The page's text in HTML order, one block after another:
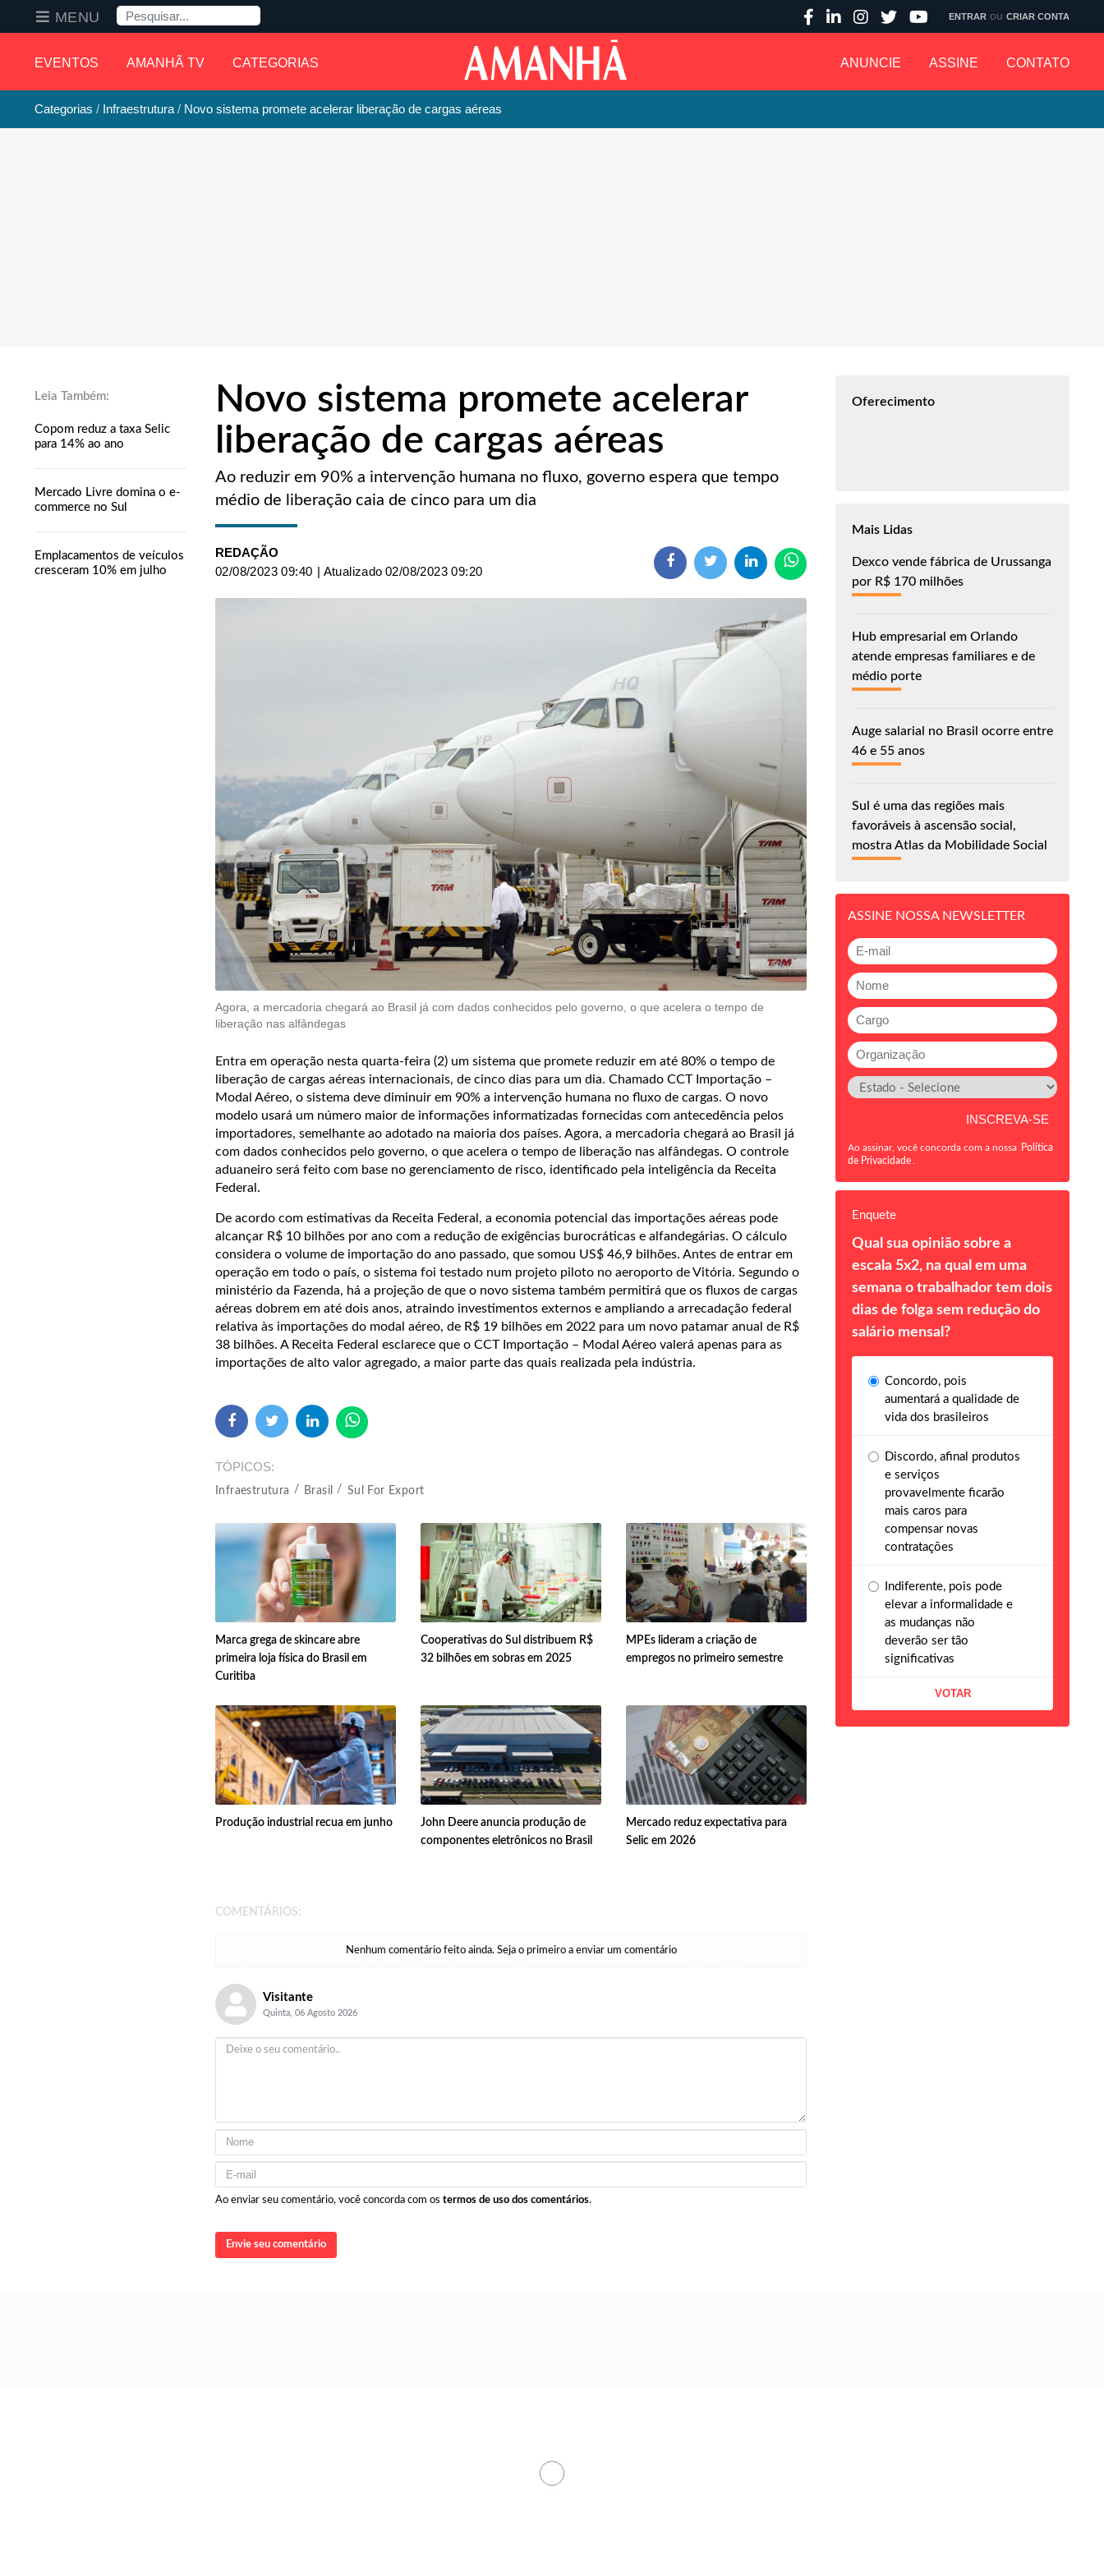
EVENTOS AMANHÃ TV CATEGORIAS ANUNCIE ASSINE CONTATO
MENU Pesquisa ENTRAR ou CRIAR CONTA
Categorias Infraestrutura Novo sistema promete acelerar liberação de cargas aéreas
Copom reduz a taxa Selic
para 14% ao ano
Mercado Livre domina o e-
commerce no Sul
Emplacamentos de veículos
cresceram 10% em julho
Novo sistema promete acelerar
liberação de cargas aéreas
Ao reduzir em 90% a intervenção humana no fluxo, governo espera que tempo
médio de liberação caia de cinco para um dia
REDAÇÃO
02/08/2023 09:40 | Atualizado 02/08/2023 09:20
Agora, a mercadoria chegará ao Brasil já com dados conhecidos pelo governo, o que acelera o tempo de
liberação nas alfândegas
Entra em operação nesta quarta-feira (2) um sistema que promete reduzir em até 80% o tempo de
liberação de cargas aéreas internacionais, de cinco dias para um dia. Chamado CCT Importação –
Modal Aéreo, o sistema deve diminuir em 90% a intervenção humana no fluxo de cargas. O novo
modelo usará um número maior de informações informatizadas fornecidas com antecedência pelos
importadores, semelhante ao adotado na maioria dos países. Agora, a mercadoria chegará ao Brasil já
com dados conhecidos pelo governo, o que acelera o tempo de liberação nas alfândegas. O controle
aduaneiro será feito com base no gerenciamento de risco, identificado pela inteligência da Receita
Federal.
De acordo com estimativas da Receita Federal, a economia potencial das importações aéreas pode
alcançar R$ 10 bilhões por ano com a redução de exigências burocráticas e alfandegárias. O cálculo
considera o volume de importação do ano passado, que somou US$ 46,9 bilhões. Antes de entrar em
operação em todo o país, o sistema foi testado num projeto piloto no aeroporto de Vitória. Segundo o
ministério da Fazenda, há a projeção de que o novo sistema também permitirá que os fluxos de cargas
aéreas dobrem em até dois anos, atraindo investimentos externos e ampliando a arrecadação federal
relativa às importações do modal aéreo, de R$ 19 bilhões em 2022 para um novo patamar anual de R$
38 bilhões. A Receita Federal esclarece que o CCT Importação – Modal Aéreo valerá apenas para as
importações de alto valor agregado, a maior parte das quais realizada pela indústria.
TÓPICOS
Infraestrutura Brasil Sul For Export
Marca grega de skincare abre
primeira loja física do Brasil em
Curitiba
Cooperativas do Sul distribuem R$
32 bilhões em sobras em 2025
MPEs lideram a criação de
empregos no primeiro semestre
Produção industrial recua em junho
John Deere anuncia produção de
componentes eletrônicos no Brasil
Mercado reduz expectativa para
Selic em 2026
COMENTÁRIOS:
Nenhum comentário feito ainda. Seja o primeiro a enviar um comentário
Visitante
Quinta, 06 Agosto 2026
Ao enviar seu comentário, você concorda com os termos de uso dos comentários.
Envie seu comentário
Oferecimento
Mais Lidas
Dexco vende fábrica de Urussanga
por R$ 170 milhões
Hub empresarial em Orlando
atende empresas familiares e de
médio porte
Auge salarial no Brasil ocorre entre
46 e 55 anos
Sul é uma das regiões mais
favoráveis à ascensão social,
mostra Atlas da Mobilidade Social
ASSINE NOSSA NEWSLETTER
Ao assinar, você concorda com a nossa Política
de Privacidade
Enquete
Qual sua opinião sobre a
escala 5x2, na qual em uma
semana o trabalhador tem dois
dias de folga sem redução do
salário mensal?
Concordo, pois
aumentará a qualidade de
vida dos brasileiros
Discordo, afinal produtos
e serviços
provavelmente ficarão
mais caros para
compensar novas
contratações
Indiferente, pois pode
elevar a informalidade e
as mudanças não
deverão ser tão
significativas